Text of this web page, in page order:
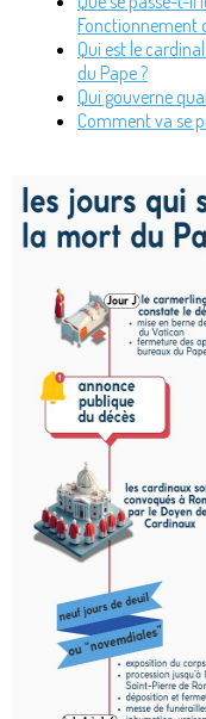
Fonctionnement
Qui est le
du Pape ?
Qui gouverne
Comment va se